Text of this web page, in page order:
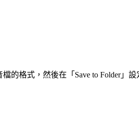
的格式，然後在「Save to Folder」